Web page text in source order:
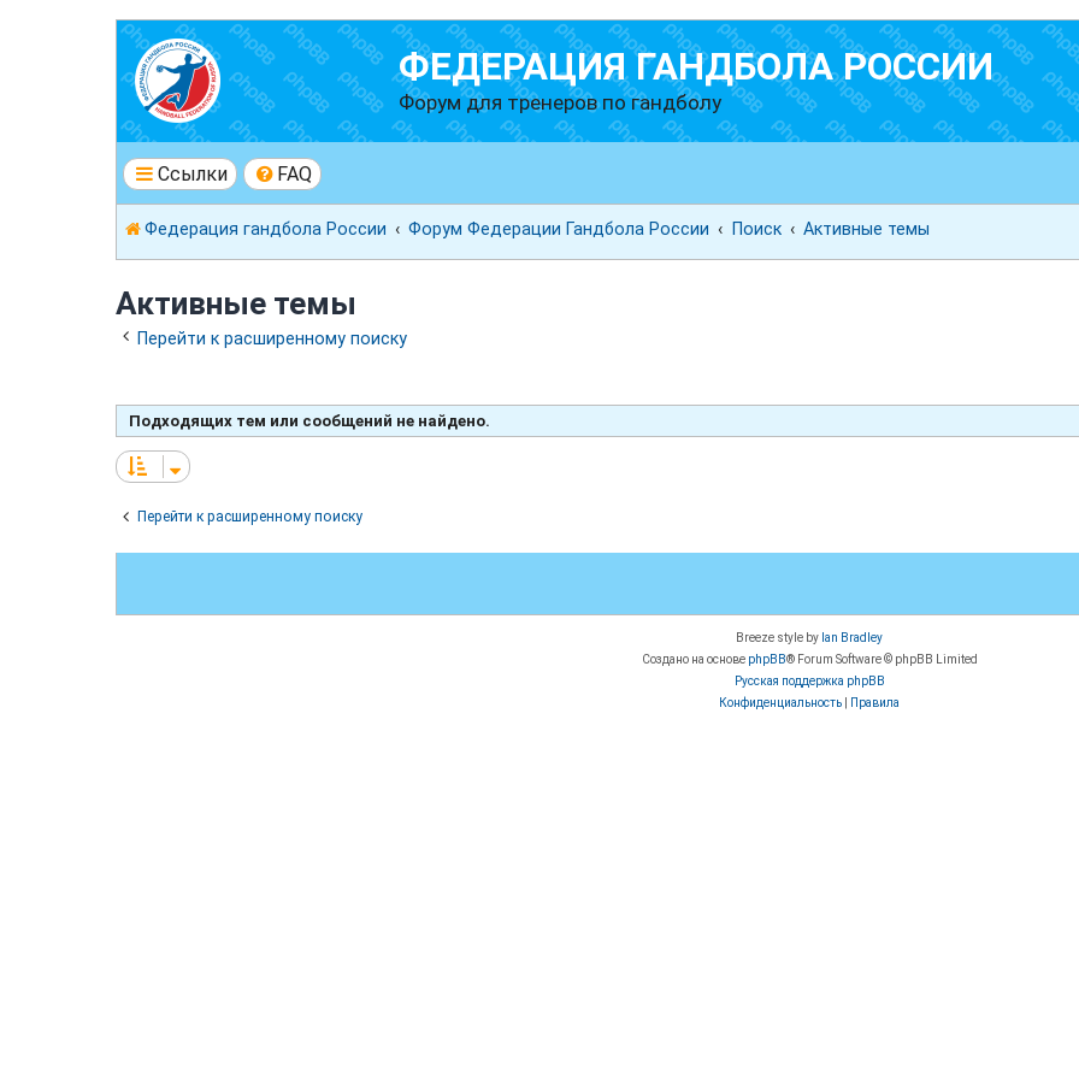
ФЕДЕРАЦИЯ ГАНДБОЛА РОССИИ
Форум для тренеров по гандболу
Ссылки FAQ
Федерация гандбола России Форум Федерации Гандбола России Поиск Активные темы
Активные темы
Перейти к расширенному поиску
Подходящих тем или сообщений не найдено.
Перейти к расширенному поиску
Breeze style by Ian Bradley
Создано на основе phpBB® Forum Software © phpBB Limited
Русская поддержка phpBB
Конфиденциальность
Правила